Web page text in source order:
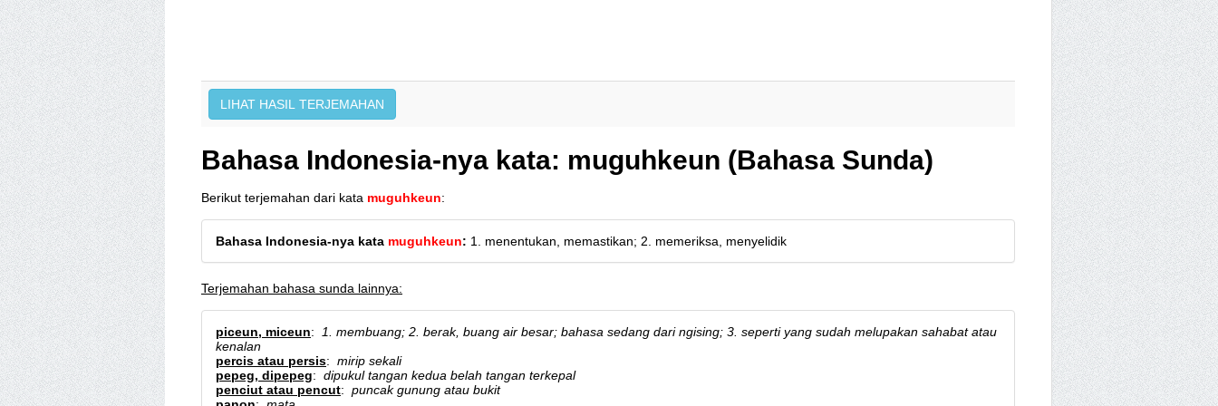
Bahasa Indonesia-nya kata: muguhkeun (Bahasa Sunda)
Berikut terjemahan dari kata muguhkeun:
Bahasa Indonesia-nya kata muguhkeun: 1. menentukan, memastikan; 2. memeriksa, menyelidik
Terjemahan bahasa sunda lainnya:
piceun, miceun:
1. membuang; 2. berak, buang air besar; bahasa sedang dari ngising; 3. seperti yang sudah melupakan sahabat atau
kenalan
percis atau persis: mirip sekali
pepeg, dipepeg: dipukul tangan kedua belah tangan terkepal
penciut atau pencut: puncak gunung atau bukit